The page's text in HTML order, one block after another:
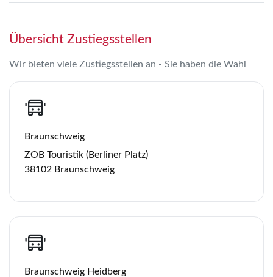
Übersicht Zustiegsstellen
Wir bieten viele Zustiegsstellen an - Sie haben die Wahl
Braunschweig
ZOB Touristik (Berliner Platz)
38102 Braunschweig
Braunschweig Heidberg